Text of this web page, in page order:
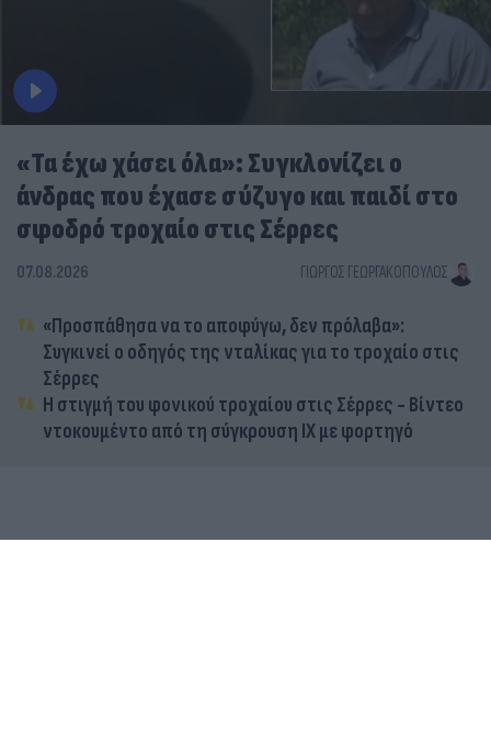
«Τα έχω χάσει όλα»: Συγκλονίζει ο
άνδρας που έχασε σύζυγο και παιδί στο
σφοδρό τροχαίο στις Σέρρες
07.08.2026 ΓΙΏΡΓΟΣ ΓΕΩΡΓΑΚΌΠΟΥΛΟΣ
«Προσπάθησα να το αποφύγω, δεν πρόλαβα»:
Συγκινεί ο οδηγός της νταλίκας για το τροχαίο στις
Σέρρες
Η στιγμή του φονικού τροχαίου στις Σέρρες - Βίντεο
ντοκουμέντο από τη σύγκρουση ΙΧ με φορτηγό